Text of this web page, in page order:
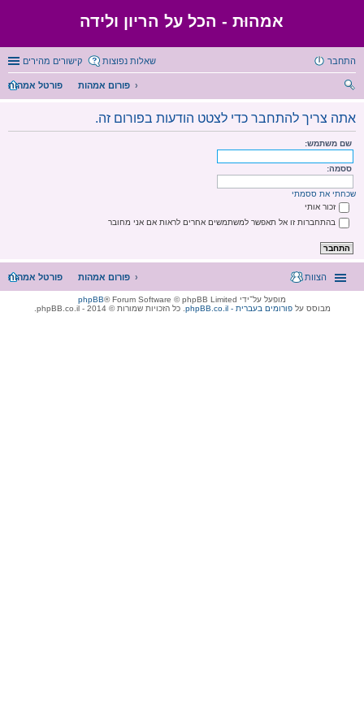
אמהוּת - הכל על הריון ולידה
קישורים מהירים שאלות נפוצות התחבר
פורטל אמהות
פורום אמהות
ש
אתה צריך להתחבר כדי לצטט הודעות בפורום זה.
שם משתמש:
ססמה:
שכחתי את ססמתי
זכור אותי
בהתחברות זו אל תאפשר למשתמשים אחרים לראות אם אני מחובר
פורטל אמהות פורום אמהות הצוות
מופעל על־ידי phpBB® Forum Software © phpBB Limited
מבוסס עלphpBB.co.il - פורומים בעברית . כל הזכויות שמורות © 2014 - phpBB.co.il.